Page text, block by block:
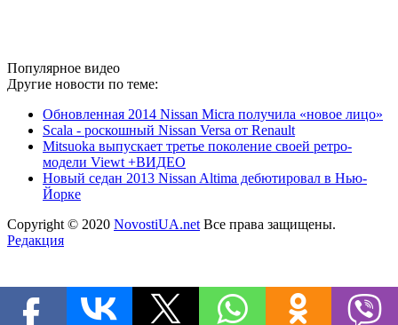
Популярное видео
Другие новости по теме:
Обновленная 2014 Nissan Micra получила «новое лицо»
Scala - роскошный Nissan Versa от Renault
Mitsuoka выпускает третье поколение своей ретро-
модели Viewt +ВИДЕО
Новый седан 2013 Nissan Altima дебютировал в Нью-
Йорке
Copyright © 2020 NovostiUA.net Все права защищены.
Редакция